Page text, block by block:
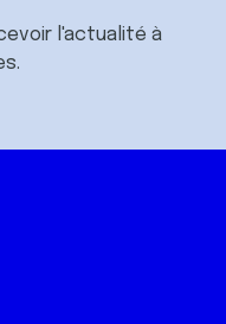
l'actualité à